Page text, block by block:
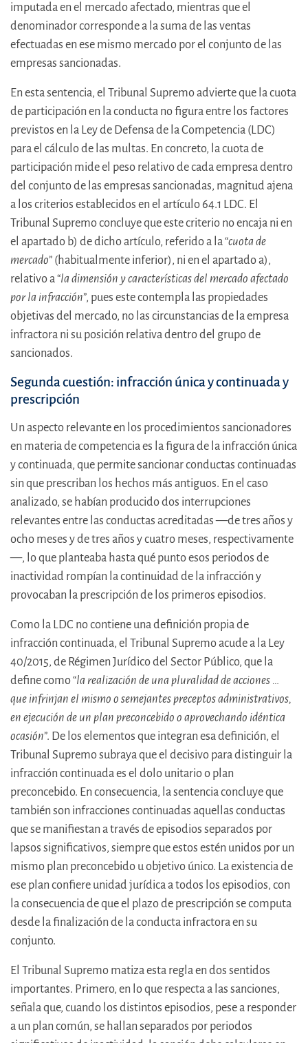
imputada en el mercado afectado, mientras que el
denominador corresponde a la suma de las ventas
efectuadas en ese mismo mercado por el conjunto de las
empresas sancionadas.
En esta sentencia, el Tribunal Supremo advierte que la cuota
de participación en la conducta no figura entre los factores
previstos en la Ley de Defensa de la Competencia (LDC)
para el cálculo de las multas. En concreto, la cuota de
participación mide el peso relativo de cada empresa dentro
del conjunto de las empresas sancionadas, magnitud ajena
a los criterios establecidos en el artículo 64.1 LDC. El
Tribunal Supremo concluye que este criterio no encaja ni en
el apartado b) de dicho artículo, referido a la “cuota de
mercado” (habitualmente inferior), ni en el apartado a),
relativo a “la dimensión y características del mercado afectado
por la infracción”, pues este contempla las propiedades
objetivas del mercado, no las circunstancias de la empresa
infractora ni su posición relativa dentro del grupo de
sancionados.
Segunda cuestión: infracción única y continuada y
prescripción
Un aspecto relevante en los procedimientos sancionadores
en materia de competencia es la figura de la infracción única
y continuada, que permite sancionar conductas continuadas
sin que prescriban los hechos más antiguos. En el caso
analizado, se habían producido dos interrupciones
relevantes entre las conductas acreditadas —de tres años y
ocho meses y de tres años y cuatro meses, respectivamente
—, lo que planteaba hasta qué punto esos periodos de
inactividad rompían la continuidad de la infracción y
provocaban la prescripción de los primeros episodios.
Como la LDC no contiene una definición propia de
infracción continuada, el Tribunal Supremo acude a la Ley
40/2015, de Régimen Jurídico del Sector Público, que la
define como “la realización de una pluralidad de acciones …
que infrinjan el mismo o semejantes preceptos administrativos,
en ejecución de un plan preconcebido o aprovechando idéntica
ocasión”. De los elementos que integran esa definición, el
Tribunal Supremo subraya que el decisivo para distinguir la
infracción continuada es el dolo unitario o plan
preconcebido. En consecuencia, la sentencia concluye que
también son infracciones continuadas aquellas conductas
que se manifiestan a través de episodios separados por
lapsos significativos, siempre que estos estén unidos por un
mismo plan preconcebido u objetivo único. La existencia de
ese plan confiere unidad jurídica a todos los episodios, con
la consecuencia de que el plazo de prescripción se computa
desde la finalización de la conducta infractora en su
conjunto.
El Tribunal Supremo matiza esta regla en dos sentidos
importantes. Primero, en lo que respecta a las sanciones,
señala que, cuando los distintos episodios, pese a responder
a un plan común, se hallan separados por periodos